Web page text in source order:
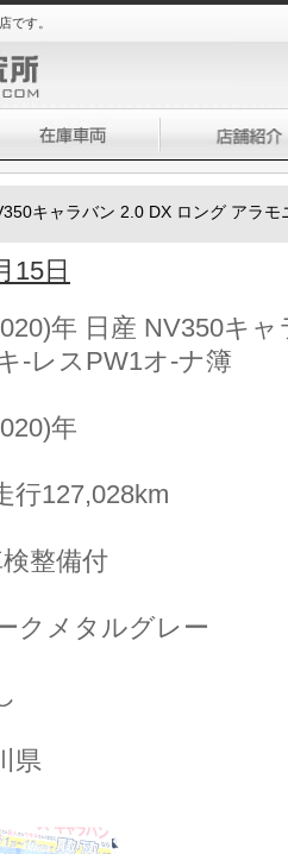
です。
キャラバン 2.0 DX ロング アラ
15日
年 日産 NV350キ
-レスPW1オ-ナ簿
年
行127,028km
整備付
クメタルグレー
県